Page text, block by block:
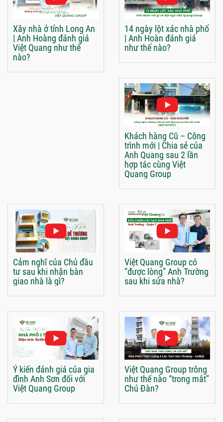
Xây nhà ở tỉnh Long An
| Anh Hoàng đánh giá
Việt Quang như thế
nào?
14 ngày lột xác nhà phố
| Anh Hoàn đánh giá
như thế nào?
Khách hàng Cũ – Công
trình mới | Chia sẻ của
Anh Quang sau 2 lần
hợp tác cùng Việt
Quang Group
Cảm nghĩ của Chủ đầu
tư sau khi nhận bàn
giao nhà là gì?
Việt Quang Group có
“được lòng” Anh Trường
sau khi sửa nhà?
Ý kiến đánh giá của gia
đình Anh Sơn đối với
Việt Quang Group
Việt Quang Group trông
như thế nào “trong mắt”
Chú Đàn?